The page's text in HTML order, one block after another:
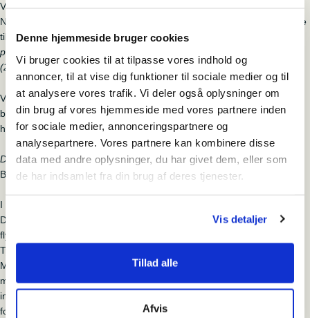
Denne hjemmeside bruger cookies
Vi bruger cookies til at tilpasse vores indhold og
annoncer, til at vise dig funktioner til sociale medier og til
at analysere vores trafik. Vi deler også oplysninger om
din brug af vores hjemmeside med vores partnere inden
for sociale medier, annonceringspartnere og
analysepartnere. Vores partnere kan kombinere disse
data med andre oplysninger, du har givet dem, eller som
de har indsamlet fra din brug af deres tjenester.
Vis detaljer
Tillad alle
Afvis
Vi får besøg af Christina Neubacher. Hendes farmor Charlotte
Neubacher opholdt sig i Flygtningelejr Oksbøl, og her skrev hun breve
til sin mand, Rudolf:“Det eneste samtaleemne her er: Har du fået
post? Er der noget nyt, skriver de for at høre, om vi kan komme ud?”
(26. juli 1946).
Ved Litterær Lørdag læser Christina Neubacher nogle af sin farmors
breve højt og deler baggrunden for brevene og hendes families
historie.
Deres taknemmelige
Bogen Deres taknemmelige, Ellekær 2024.
I marts 1945 ankom Hildegard Lickfett med syv af sine børn til
Danmark. Hun bliver efter befrielsen den 5. maj interneret i danske
flygtningelejre, inden familien tre år senere kunne genbosættes i
Tyskland. Charlotte Lickfett fik kontakt til den sønderjyske gartner
Methine Smidt. Det førte til en mangeårig brevveksling, der giver et
meget personligt indtryk af familien Lickfetts forhold under
interneringen i Danmark, dens skiftende forhåbninger til fremtiden i et
forandret Tyskland og dens genetablering i de vestlige